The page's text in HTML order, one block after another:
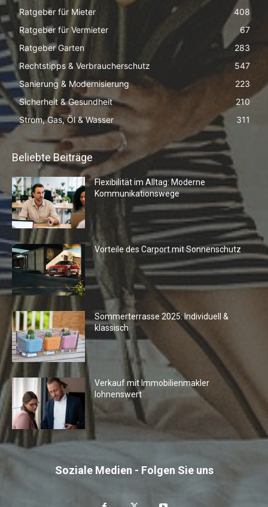
Ratgeber für Mieter
408
Ratgeber für Vermieter
67
Ratgeber Garten
283
Rechtstipps & Verbraucherschutz
547
Sanierung & Modernisierung
223
Sicherheit & Gesundheit
210
Strom, Gas, Öl & Wasser
311
Beliebte Beiträge
Flexibilität im Alltag: Moderne
Kommunikationswege
Vorteile des Carport mit Sonnenschutz
Sommerterrasse 2025: Individuell &
klassisch
Verkauf mit Immobilienmakler
lohnenswert
Soziale Medien - Folgen Sie uns